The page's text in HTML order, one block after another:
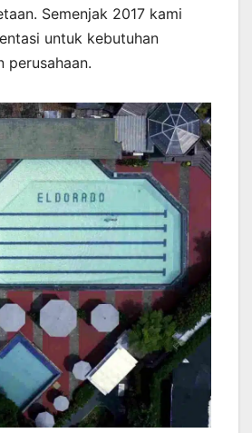
Semenjak 2017 kami
untuk kebutuhan
perusahaan.